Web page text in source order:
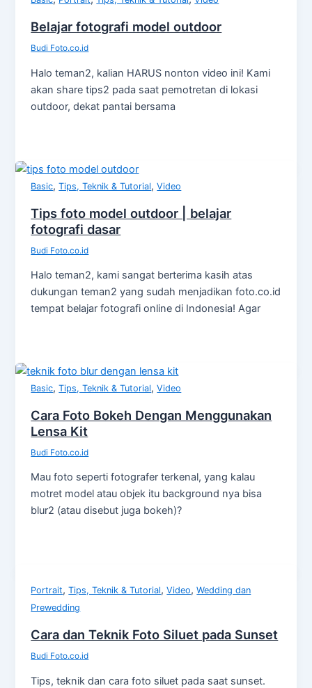
Belajar fotografi model outdoor
Budi Foto.co.id
Halo teman2, kalian HARUS nonton video ini! Kami
akan share tips2 pada saat pemotretan di lokasi
outdoor, dekat pantai bersama
Basic,Tips, Teknik & Tutorial,Video
Tips foto model outdoor | belajar
fotografi dasar
Budi Foto.co.id
Halo teman2, kami sangat berterima kasih atas
dukungan teman2 yang sudah menjadikan foto.co.id
tempat belajar fotografi online di Indonesia! Agar
Basic,Tips, Teknik & Tutorial,Video
Cara Foto Bokeh Dengan Menggunakan
Lensa Kit
Budi Foto.co.id
Mau foto seperti fotografer terkenal, yang kalau
motret model atau objek itu background nya bisa
blur2 (atau disebut juga bokeh)?
Portrait,Tips, Teknik & Tutorial,Video,Wedding dan
Prewedding
Cara dan Teknik Foto Siluet pada Sunset
Budi Foto.co.id
Tips, teknik dan cara foto siluet pada saat sunset.